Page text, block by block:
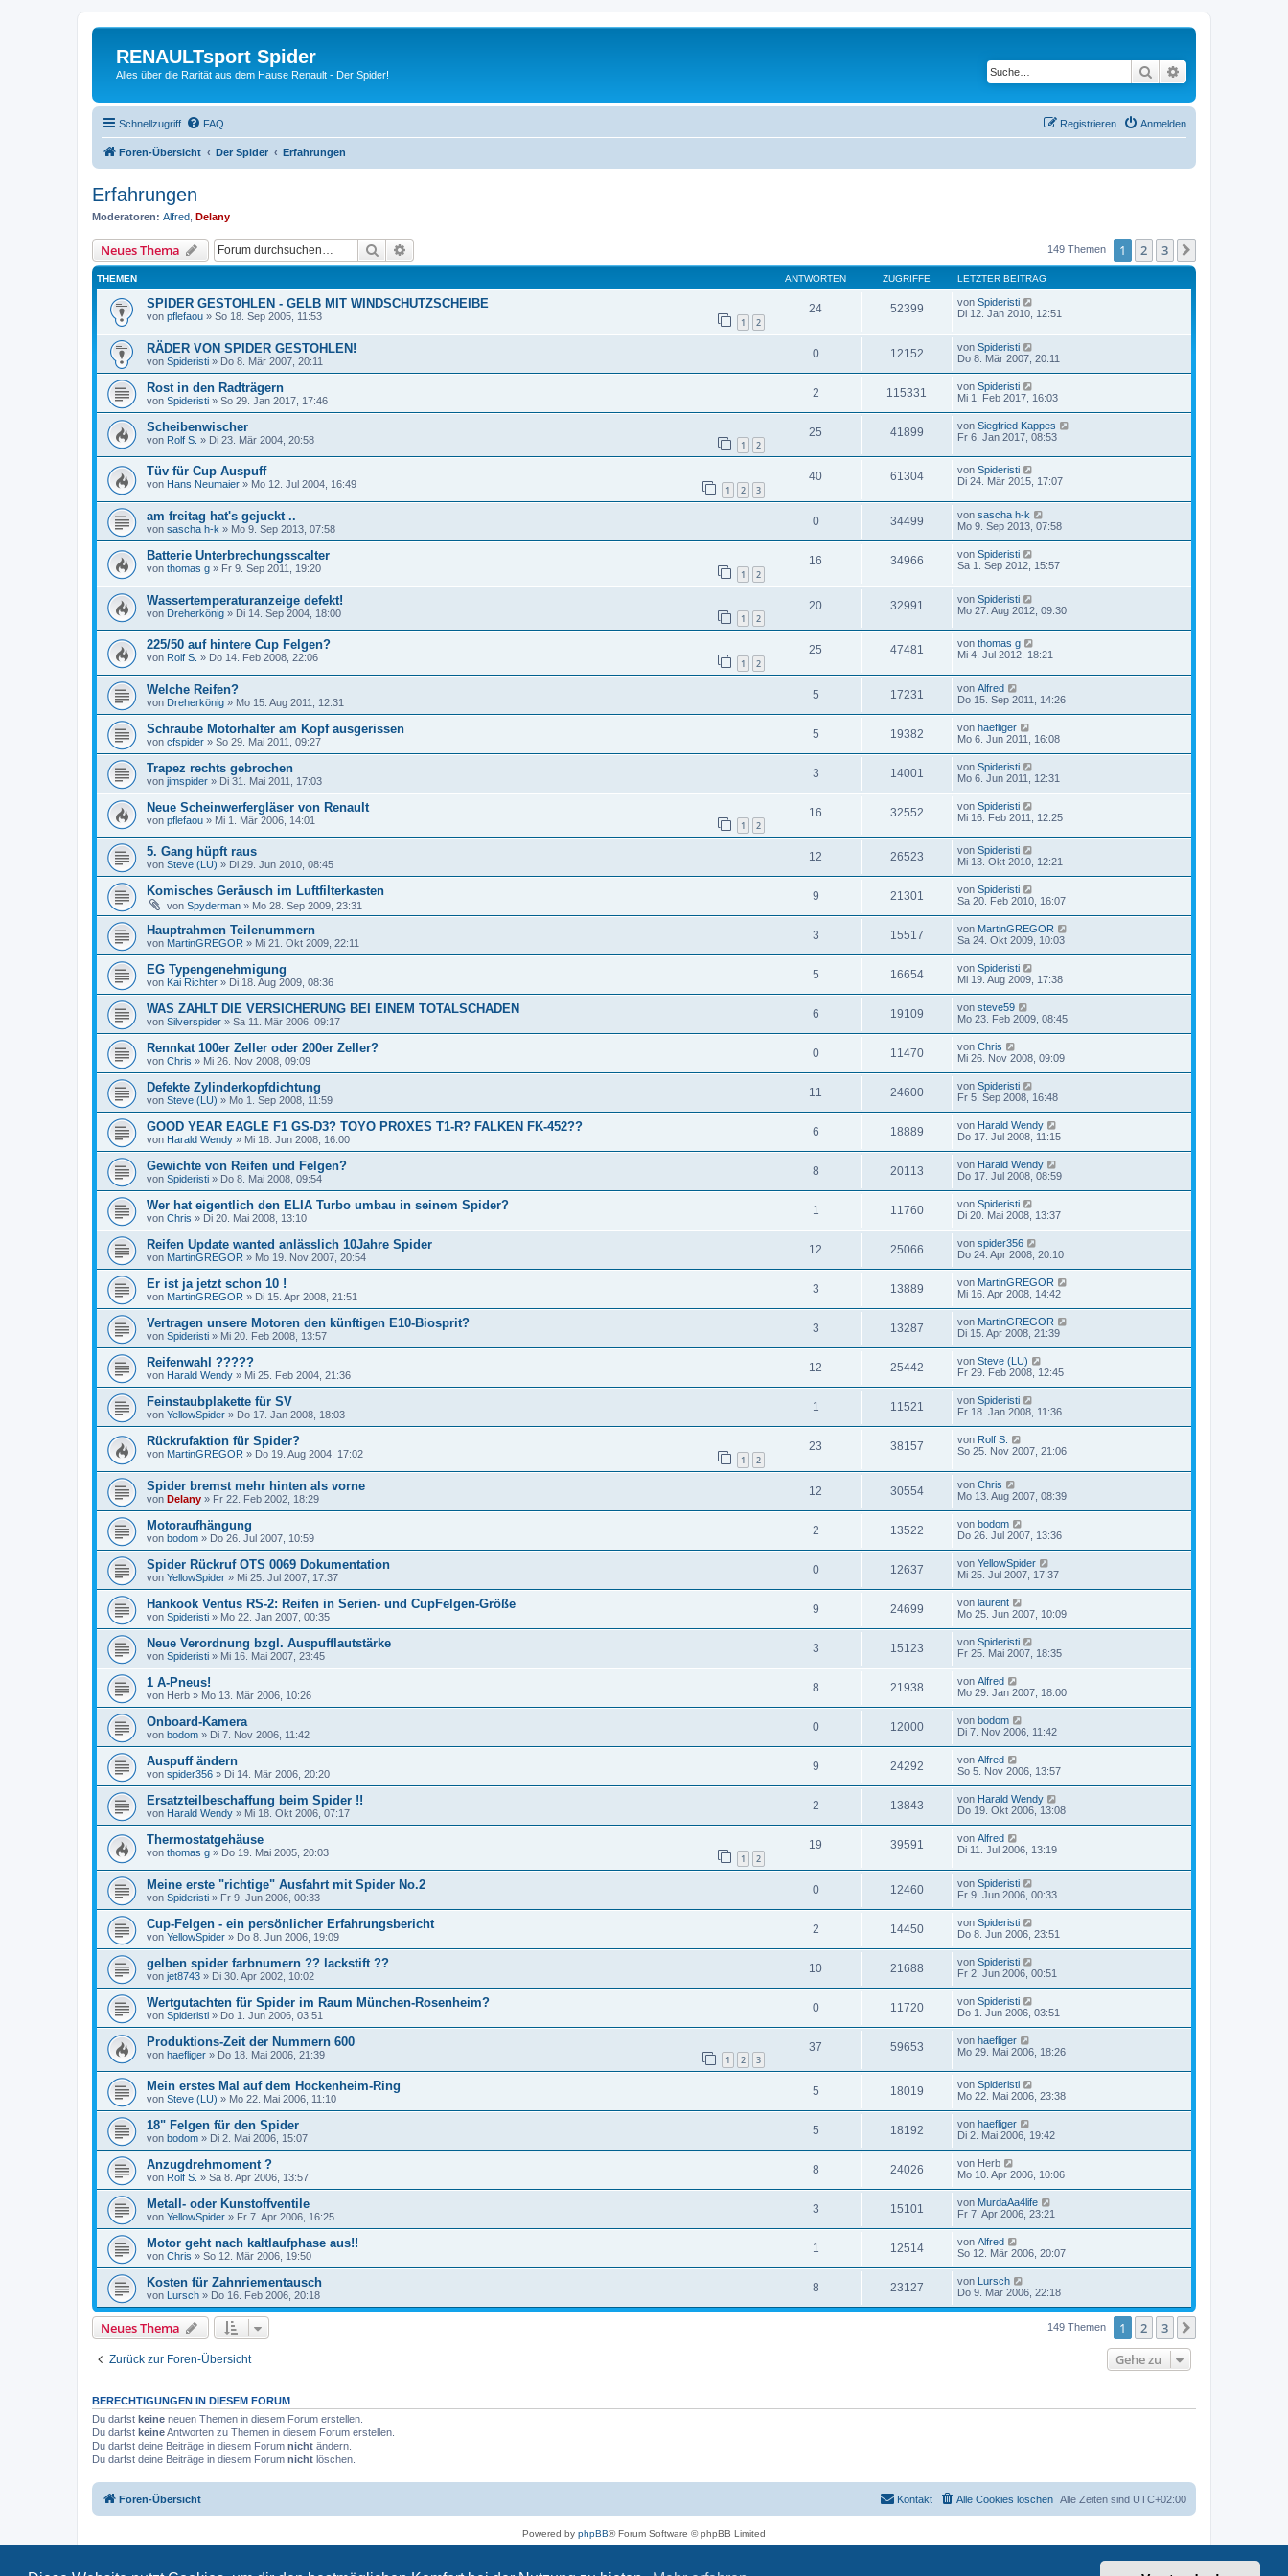
RENAULTsport Spider
Alles über die Rarität aus dem Hause Renault - Der Spider! Suche
Schnellzugriff FAQ Anmelden
Registrieren
Foren-Übersicht Der Spider Erfahrungen
Erfahrungen
Moderatoren: Alfred Delany
Neues Thema Suche 149 Themen 1 2 3
THEMEN ANTWORTEN ZUGRIFFE LETZTER BEITRAG
SPIDER GESTOHLEN - GELB MIT WINDSCHUTZSCHEIBE
von pflefaou » So 18. Sep 2005, 11:53 1 2
24 52399 von Spideristi
Di 12. Jan 2010, 12:51
RÄDER VON SPIDER GESTOHLEN!
von Spideristi » Do 8. Mär 2007, 20:11
0 12152 von Spideristi
Do 8. Mär 2007, 20:11
Rost in den Radträgern
von Spideristi » So 29. Jan 2017, 17:46
2 115331 von Spideristi
Mi 1. Feb 2017, 16:03
Scheibenwischer
von Rolf S. » Di 23. Mär 2004, 20:58 1 2
25 41899 von Siegfried Kappes
Fr 6. Jan 2017, 08:53
Tüv für Cup Auspuff
von Hans Neumaier » Mo 12. Jul 2004, 16:49 1 2 3
40 61304 von Spideristi
Di 24. Mär 2015, 17:07
am freitag hat's gejuckt ..
von sascha h-k » Mo 9. Sep 2013, 07:58
0 34499 von sascha h-k
Mo 9. Sep 2013, 07:58
Batterie Unterbrechungsscalter
von thomas g » Fr 9. Sep 2011, 19:20 1 2
16 34966 von Spideristi
Sa 1. Sep 2012, 15:57
Wassertemperaturanzeige defekt!
von Dreherkönig » Di 14. Sep 2004, 18:00 1 2
20 32991 von Spideristi
Mo 27. Aug 2012, 09:30
225/50 auf hintere Cup Felgen?
von Rolf S. » Do 14. Feb 2008, 22:06 1 2
25 47481 von thomas g
Mi 4. Jul 2012, 18:21
Welche Reifen?
von Dreherkönig » Mo 15. Aug 2011, 12:31
5 17231 von Alfred
Do 15. Sep 2011, 14:26
Schraube Motorhalter am Kopf ausgerissen
von cfspider » So 29. Mai 2011, 09:27
5 19382 von haefliger
Mo 6. Jun 2011, 16:08
Trapez rechts gebrochen
von jimspider » Di 31. Mai 2011, 17:03
3 14001 von Spideristi
Mo 6. Jun 2011, 12:31
Neue Scheinwerfergläser von Renault
von pflefaou » Mi 1. Mär 2006, 14:01 1 2
16 32552 von Spideristi
Mi 16. Feb 2011, 12:25
5. Gang hüpft raus
von Steve (LU) » Di 29. Jun 2010, 08:45
12 26523 von Spideristi
Mi 13. Okt 2010, 12:21
Komisches Geräusch im Luftfilterkasten
von Spyderman » Mo 28. Sep 2009, 23:31
9 21301 von Spideristi
Sa 20. Feb 2010, 16:07
Hauptrahmen Teilenummern
von MartinGREGOR » Mi 21. Okt 2009, 22:11
3 15517 von MartinGREGOR
Sa 24. Okt 2009, 10:03
EG Typengenehmigung
von Kai Richter » Di 18. Aug 2009, 08:36
5 16654 von Spideristi
Mi 19. Aug 2009, 17:38
WAS ZAHLT DIE VERSICHERUNG BEI EINEM TOTALSCHADEN
von Silverspider » Sa 11. Mär 2006, 09:17
6 19109 von steve59
Mo 23. Feb 2009, 08:45
Rennkat 100er Zeller oder 200er Zeller?
von Chris » Mi 26. Nov 2008, 09:09
0 11470 von Chris
Mi 26. Nov 2008, 09:09
Defekte Zylinderkopfdichtung
von Steve (LU) » Mo 1. Sep 2008, 11:59
11 24600 von Spideristi
Fr 5. Sep 2008, 16:48
GOOD YEAR EAGLE F1 GS-D3? TOYO PROXES T1-R? FALKEN FK-452??
von Harald Wendy » Mi 18. Jun 2008, 16:00
6 18889 von Harald Wendy
Do 17. Jul 2008, 11:15
Gewichte von Reifen und Felgen?
von Spideristi » Do 8. Mai 2008, 09:54
8 20113 von Harald Wendy
Do 17. Jul 2008, 08:59
Wer hat eigentlich den ELIA Turbo umbau in seinem Spider?
von Chris » Di 20. Mai 2008, 13:10
1 11760 von Spideristi
Di 20. Mai 2008, 13:37
Reifen Update wanted anlässlich 10Jahre Spider
von MartinGREGOR » Mo 19. Nov 2007, 20:54
12 25066 von spider356
Do 24. Apr 2008, 20:10
Er ist ja jetzt schon 10 !
von MartinGREGOR » Di 15. Apr 2008, 21:51
3 13889 von MartinGREGOR
Mi 16. Apr 2008, 14:42
Vertragen unsere Motoren den künftigen E10-Biosprit?
von Spideristi » Mi 20. Feb 2008, 13:57
3 13287 von MartinGREGOR
Di 15. Apr 2008, 21:39
Reifenwahl ?????
von Harald Wendy » Mi 25. Feb 2004, 21:36
12 25442 von Steve (LU)
Fr 29. Feb 2008, 12:45
Feinstaubplakette für SV
von YellowSpider » Do 17. Jan 2008, 18:03
1 11521 von Spideristi
Fr 18. Jan 2008, 11:36
Rückrufaktion für Spider?
von MartinGREGOR » Do 19. Aug 2004, 17:02 1 2
23 38157 von Rolf S.
So 25. Nov 2007, 21:06
Spider bremst mehr hinten als vorne
von Delany » Fr 22. Feb 2002, 18:29
12 30554 von Chris
Mo 13. Aug 2007, 08:39
Motoraufhängung
von bodom » Do 26. Jul 2007, 10:59
2 13522 von bodom
Do 26. Jul 2007, 13:36
Spider Rückruf OTS 0069 Dokumentation
von YellowSpider » Mi 25. Jul 2007, 17:37
0 12637 von YellowSpider
Mi 25. Jul 2007, 17:37
Hankook Ventus RS-2: Reifen in Serien- und CupFelgen-Größe
von Spideristi » Mo 22. Jan 2007, 00:35
9 24699 von laurent
Mo 25. Jun 2007, 10:09
Neue Verordnung bzgl. Auspufflautstärke
von Spideristi » Mi 16. Mai 2007, 23:45
3 15123 von Spideristi
Fr 25. Mai 2007, 18:35
1 A-Pneus!
von Herb » Mo 13. Mär 2006, 10:26
8 21938 von Alfred
Mo 29. Jan 2007, 18:00
Onboard-Kamera
von bodom » Di 7. Nov 2006, 11:42
0 12000 von bodom
Di 7. Nov 2006, 11:42
Auspuff ändern
von spider356 » Di 14. Mär 2006, 20:20
9 24292 von Alfred
So 5. Nov 2006, 13:57
Ersatzteilbeschaffung beim Spider !!
von Harald Wendy » Mi 18. Okt 2006, 07:17
2 13843 von Harald Wendy
Do 19. Okt 2006, 13:08
Thermostatgehäuse
von thomas g » Do 19. Mai 2005, 20:03 1 2
19 39591 von Alfred
Di 11. Jul 2006, 13:19
Meine erste "richtige" Ausfahrt mit Spider No.2
von Spideristi » Fr 9. Jun 2006, 00:33
0 12460 von Spideristi
Fr 9. Jun 2006, 00:33
Cup-Felgen - ein persönlicher Erfahrungsbericht
von YellowSpider » Do 8. Jun 2006, 19:09
2 14450 von Spideristi
Do 8. Jun 2006, 23:51
gelben spider farbnumern ?? lackstift ??
von jet8743 » Di 30. Apr 2002, 10:02
10 21688 von Spideristi
Fr 2. Jun 2006, 00:51
Wertgutachten für Spider im Raum München-Rosenheim?
von Spideristi » Do 1. Jun 2006, 03:51
0 11720 von Spideristi
Do 1. Jun 2006, 03:51
Produktions-Zeit der Nummern 600
von haefliger » Do 18. Mai 2006, 21:39 1 2 3
37 59653 von haefliger
Mo 29. Mai 2006, 18:26
Mein erstes Mal auf dem Hockenheim-Ring
von Steve (LU) » Mo 22. Mai 2006, 11:10
5 18019 von Spideristi
Mo 22. Mai 2006, 23:38
18" Felgen für den Spider
von bodom » Di 2. Mai 2006, 15:07
5 18192 von haefliger
Di 2. Mai 2006, 19:42
Anzugdrehmoment ?
von Rolf S. » Sa 8. Apr 2006, 13:57
8 24026 von Herb
Mo 10. Apr 2006, 10:06
Metall- oder Kunstoffventile
von YellowSpider » Fr 7. Apr 2006, 16:25
3 15101 von MurdaAa4life
Fr 7. Apr 2006, 23:21
Motor geht nach kaltlaufphase aus!!
von Chris » So 12. Mär 2006, 19:50
1 12514 von Alfred
So 12. Mär 2006, 20:07
Kosten für Zahnriementausch
von Lursch » Do 16. Feb 2006, 20:18
8 23127 von Lursch
Do 9. Mär 2006, 22:18
Neues Thema 149 Themen 1 2 3
Zurück zur Foren-Übersicht Gehe zu
BERECHTIGUNGEN IN DIESEM FORUM
Du darfst keine neuen Themen in diesem Forum erstellen.
Du darfst keineAntworten zu Themen in diesem Forum erstellen.
Du darfst deine Beiträge in diesem Forum nicht ändern.
Du darfst deine Beiträge in diesem Forum nicht löschen.
Foren-Übersicht Alle Zeiten sind UTC+02:00
Alle Cookies löschen
Kontakt
Powered by phpBB® Forum Software © phpBB Limited